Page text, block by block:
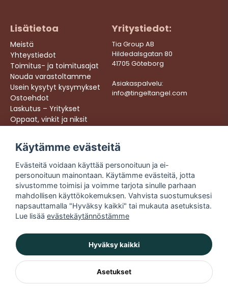
Lisätietoa
Meistä
Yhteystiedot
Toimitus- ja toimitusajat
Nouda varastoltamme
Usein kysytyt kysymykset
Ostoehdot
Laskutus – Yritykset
Oppaat, vinkit ja niksit
Yritystiedot:
Tia Group AB
Hildedalsgatan 80
41705 Göteborg
Asiakaspalvelu:
info@tingeltangel.com
Följ oss:
Instagram
Facebook
TikTok
YouTube
Nopeat toimitukset
Turvalliset ostokset
Ilmainen toimitus yli
49 € tilauksiin
Käytämme evästeitä
Evästeitä voidaan käyttää personoituun ja ei-
personoituun mainontaan. Käytämme evästeitä, jotta
sivustomme toimisi ja voimme tarjota sinulle parhaan
mahdollisen käyttökokemuksen. Vahvista suostumuksesi
napsauttamalla "Hyväksy kaikki" tai mukauta asetuksista.
Lue lisää evästekäytännöstämme
Hyväksy kaikki
Asetukset